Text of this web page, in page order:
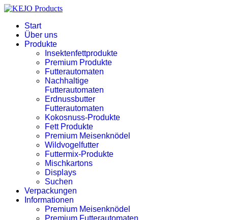
Start
Über uns
Produkte
Insektenfettprodukte
Premium Produkte
Futterautomaten
Nachhaltige
Futterautomaten
Erdnussbutter
Futterautomaten
Kokosnuss-Produkte
Fett Produkte
Premium Meisenknödel
Wildvogelfutter
Futtermix-Produkte
Mischkartons
Displays
Suchen
Verpackungen
Informationen
Premium Meisenknödel
Premium Futterautomaten